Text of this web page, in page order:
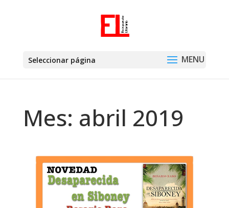
Seleccionar página
Mes: abril 2019